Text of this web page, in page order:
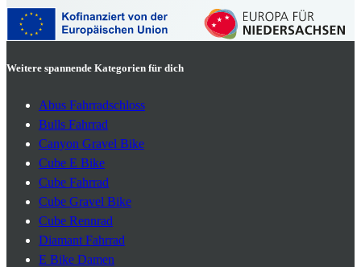
Weitere spannende Kategorien für dich
Abus Fahrradschloss
Bulls Fahrrad
Canyon Gravel Bike
Cube E Bike
Cube Fahrrad
Cube Gravel Bike
Cube Rennrad
Diamant Fahrrad
E Bike Damen